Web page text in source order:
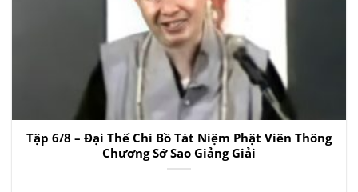
Tập 6/8 – Đại Thế Chí Bồ Tát Niệm Phật Viên Thông
Chương Sớ Sao Giảng Giải